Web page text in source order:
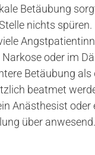
Betäubung
nichts
oder im
Betäubung als
beatmet
Anästhesist oder
über anwesend.